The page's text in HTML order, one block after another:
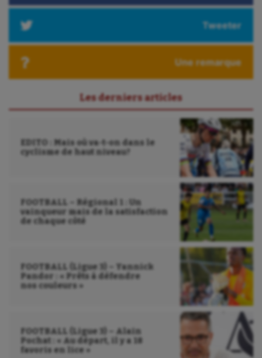
Tweeter
Une remarque
Les derniers articles
EDITO : Mais où va-t-on dans le
cyclisme de haut niveau?
FOOTBALL – Régional 1 : Un
vainqueur mais de la satisfaction
de chaque côté
FOOTBALL (Ligue 3) – Yannick
Pandor : « Prêts à défendre
nos couleurs »
FOOTBALL (Ligue 3) – Alain
Pochat : « Au départ, il y a 18
favoris en lice »